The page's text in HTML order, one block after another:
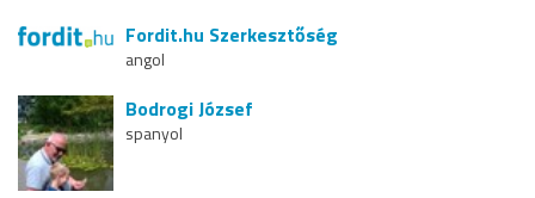
Fordit.hu Szerkesztőség
angol
Bodrogi József
spanyol